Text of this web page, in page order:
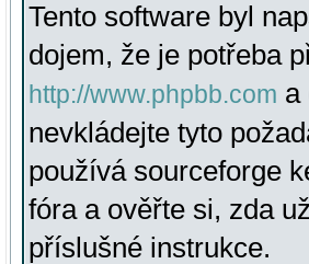
Tento software byl
dojem, že je potřeba
http://www.phpbb.com a
nevkládejte tyto
používá sourceforge
fóra a ověřte si, zda
příslušné instrukce.